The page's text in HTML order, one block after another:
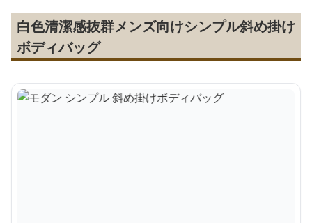
白色清潔感抜群メンズ向けシンプル斜め掛け
ボディバッグ